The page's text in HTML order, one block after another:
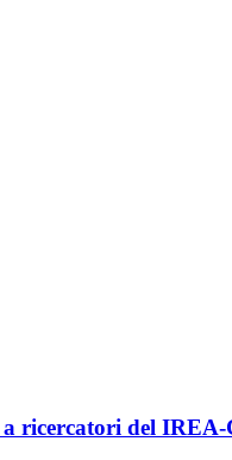
ricercatori del